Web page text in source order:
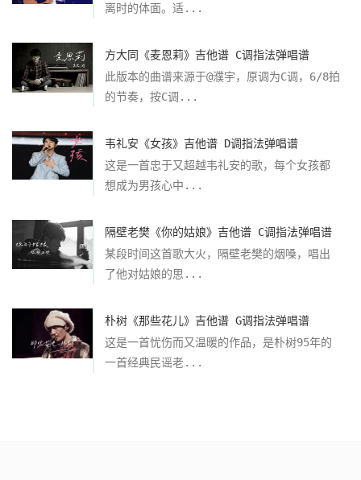
离时的体面。适...
方大同《麦恩莉》吉他谱 C调指法弹唱谱
此版本的曲谱来源于@濮宇，原调为C调，6/8拍
的节奏，按C调...
韦礼安《女孩》吉他谱 D调指法弹唱谱
这是一首忠于又超越韦礼安的歌，每个女孩都
想成为男孩心中...
隔壁老樊《你的姑娘》吉他谱 C调指法弹唱谱
某段时间这首歌大火，隔壁老樊的烟嗓，唱出
了他对姑娘的思...
朴树《那些花儿》吉他谱 G调指法弹唱谱
这是一首忧伤而又温暖的作品，是朴树95年的
一首经典民谣老...